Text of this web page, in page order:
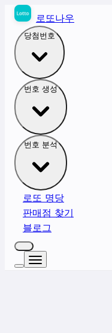
로또나우
당첨번호
번호 생성
번호 분석
로또 명당
판매점 찾기
블로그